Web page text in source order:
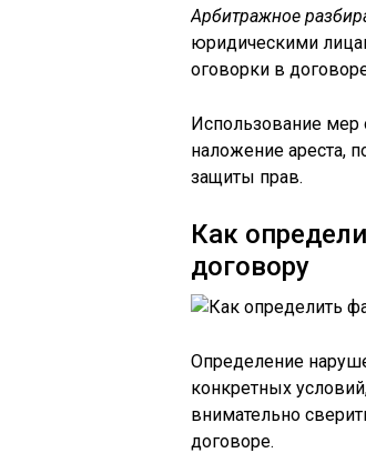
Арбитражное
юридическими
оговорки в
Использование мер
наложение ареста,
защиты прав.
Как
договору
Определение
конкретных
внимательно
договоре.